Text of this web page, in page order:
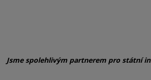
Jsme spolehlivým partnerem pro státní